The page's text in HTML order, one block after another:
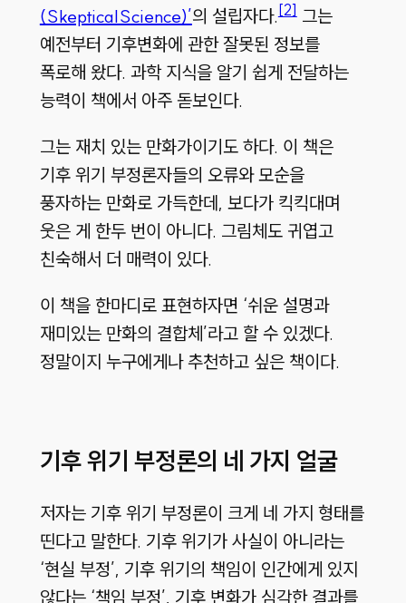
(SkepticalScience)’의 설립자다.[2] 그는
예전부터 기후변화에 관한 잘못된 정보를
폭로해 왔다. 과학 지식을 알기 쉽게 전달하는
능력이 책에서 아주 돋보인다.
그는 재치 있는 만화가이기도 하다. 이 책은
기후 위기 부정론자들의 오류와 모순을
풍자하는 만화로 가득한데, 보다가 킥킥대며
웃은 게 한두 번이 아니다. 그림체도 귀엽고
친숙해서 더 매력이 있다.
이 책을 한마디로 표현하자면 ‘쉬운 설명과
재미있는 만화의 결합체’라고 할 수 있겠다.
정말이지 누구에게나 추천하고 싶은 책이다.
기후 위기 부정론의 네 가지 얼굴
저자는 기후 위기 부정론이 크게 네 가지 형태를
띤다고 말한다. 기후 위기가 사실이 아니라는
‘현실 부정’, 기후 위기의 책임이 인간에게 있지
않다는 ‘책임 부정’, 기후 변화가 심각한 결과를